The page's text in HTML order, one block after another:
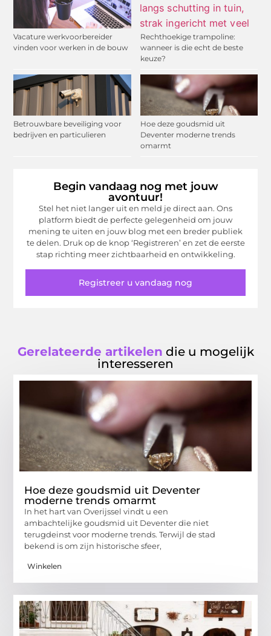
Vacature werkvoorbereider
vinden voor werken in de bouw
Rechthoekige trampoline:
wanneer is die echt de beste
keuze?
Betrouwbare beveiliging voor
bedrijven en particulieren
Hoe deze goudsmid uit
Deventer moderne trends
omarmt
Begin vandaag nog met jouw
avontuur!
Stel het niet langer uit en meld je direct aan. Ons
platform biedt de perfecte gelegenheid om jouw
mening te uiten en jouw blog met een breder publiek
te delen. Druk op de knop ‘Registreren’ en zet de eerste
stap richting meer zichtbaarheid en ontwikkeling.
Registreer u vandaag nog
Gerelateerde artikelen die u mogelijk
interesseren
Hoe deze goudsmid uit Deventer
moderne trends omarmt
In het hart van Overijssel vindt u een
ambachtelijke goudsmid uit Deventer die niet
terugdeinst voor moderne trends. Terwijl de stad
bekend is om zijn historische sfeer,
Winkelen